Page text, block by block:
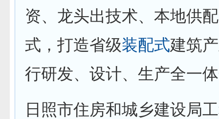
资、龙头出技术、本地供
式，打造省级装配式建筑
行研发、设计、生产全一
日照市住房和城乡建设局